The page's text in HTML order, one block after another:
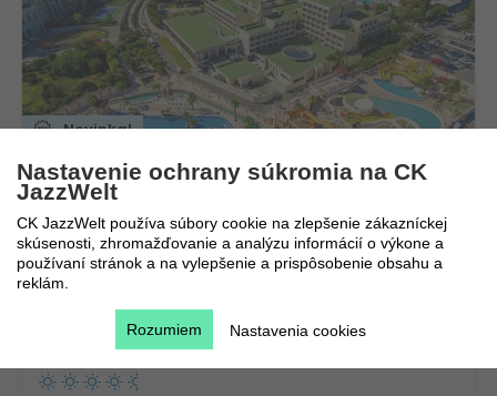
Novinka!
12.8. - 19.8.2026
8 dní / 7 nocí
Ultra All inclusive
Bratislava
ULTRA
1 135€
Hotel Tara
Nastavenie ochrany súkromia na CK
JazzWelt
CK JazzWelt používa súbory cookie na zlepšenie zákazníckej
skúsenosti, zhromažďovanie a analýzu informácií o výkone a
používaní stránok a na vylepšenie a prispôsobenie obsahu a
reklám.
Nastavenia cookies
Rozumiem